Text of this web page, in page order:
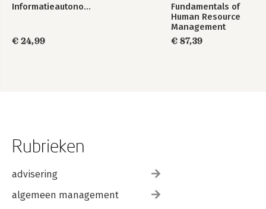
Informatieautonomie
€ 24,99
Fundamentals of
Human Resource
Management
€ 87,39
Rubrieken
advisering
algemeen management